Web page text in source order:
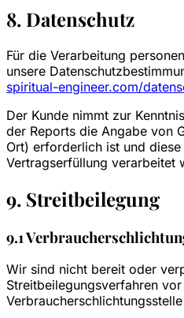
8. Datenschutz
Für die Verarbeitung
unsere
spiritual-engineer.com/
Der Kunde nimmt zur
der Reports die Angabe von
Ort) erforderlich ist und
Vertragserfüllung verarbeitet
9. Streitbeilegung
9.1
Wir sind nicht bereit oder
Streitbeilegungsverfahren